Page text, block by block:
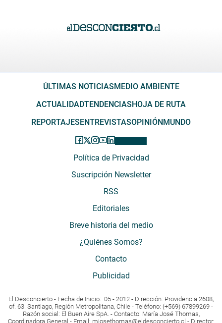
ÚLTIMAS NOTICIAS MEDIO AMBIENTE
ACTUALIDADTENDENCIAS HOJA DE RUTA
REPORTAJES ENTREVISTASOPINIÓN MUNDO
Política de Privacidad
Suscripción Newsletter
RSS
Editoriales
Breve historia del medio
¿Quiénes Somos?
Contacto
Publicidad
El Desconcierto - Fecha de Inicio: 05 - 2012 - Dirección: Providencia 2608,
of. 63. Santiago, Región Metropolitana, Chile - Teléfono: (+569) 67899269 -
Razón social: El Buen Aire SpA. - Contacto: María José Thomas,
Coordinadora General - Email: mjosethomas@eldesconcierto.cl - Director: